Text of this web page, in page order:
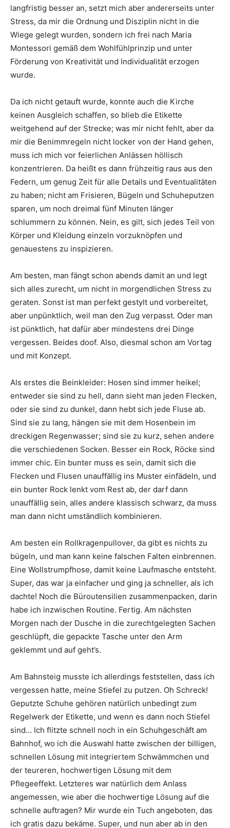
langfristig besser an, setzt mich aber andererseits unter
Stress, da mir die Ordnung und Disziplin nicht in die
Wiege gelegt wurden, sondern ich frei nach Maria
Montessori gemäß dem Wohlfühlprinzip und unter
Förderung von Kreativität und Individualität erzogen
wurde.
Da ich nicht getauft wurde, konnte auch die Kirche
keinen Ausgleich schaffen, so blieb die Etikette
weitgehend auf der Strecke; was mir nicht fehlt, aber da
mir die Benimmregeln nicht locker von der Hand gehen,
muss ich mich vor feierlichen Anlässen höllisch
konzentrieren. Da heißt es dann frühzeitig raus aus den
Federn, um genug Zeit für alle Details und Eventualitäten
zu haben; nicht am Frisieren, Bügeln und Schuheputzen
sparen, um noch dreimal fünf Minuten länger
schlummern zu können. Nein, es gilt, sich jedes Teil von
Körper und Kleidung einzeln vorzuknöpfen und
genauestens zu inspizieren.
Am besten, man fängt schon abends damit an und legt
sich alles zurecht, um nicht in morgendlichen Stress zu
geraten. Sonst ist man perfekt gestylt und vorbereitet,
aber unpünktlich, weil man den Zug verpasst. Oder man
ist pünktlich, hat dafür aber mindestens drei Dinge
vergessen. Beides doof. Also, diesmal schon am Vortag
und mit Konzept.
Als erstes die Beinkleider: Hosen sind immer heikel;
entweder sie sind zu hell, dann sieht man jeden Flecken,
oder sie sind zu dunkel, dann hebt sich jede Fluse ab.
Sind sie zu lang, hängen sie mit dem Hosenbein im
dreckigen Regenwasser; sind sie zu kurz, sehen andere
die verschiedenen Socken. Besser ein Rock, Röcke sind
immer chic. Ein bunter muss es sein, damit sich die
Flecken und Flusen unauffällig ins Muster einfädeln, und
ein bunter Rock lenkt vom Rest ab, der darf dann
unauffällig sein, alles andere klassisch schwarz, da muss
man dann nicht umständlich kombinieren.
Am besten ein Rollkragenpullover, da gibt es nichts zu
bügeln, und man kann keine falschen Falten einbrennen.
Eine Wollstrumpfhose, damit keine Laufmasche entsteht.
Super, das war ja einfacher und ging ja schneller, als ich
dachte! Noch die Büroutensilien zusammenpacken, darin
habe ich inzwischen Routine. Fertig. Am nächsten
Morgen nach der Dusche in die zurechtgelegten Sachen
geschlüpft, die gepackte Tasche unter den Arm
geklemmt und auf geht’s.
Am Bahnsteig musste ich allerdings feststellen, dass ich
vergessen hatte, meine Stiefel zu putzen. Oh Schreck!
Geputzte Schuhe gehören natürlich unbedingt zum
Regelwerk der Etikette, und wenn es dann noch Stiefel
sind… Ich flitzte schnell noch in ein Schuhgeschäft am
Bahnhof, wo ich die Auswahl hatte zwischen der billigen,
schnellen Lösung mit integriertem Schwämmchen und
der teureren, hochwertigen Lösung mit dem
Pflegeeffekt. Letzteres war natürlich dem Anlass
angemessen, wie aber die hochwertige Lösung auf die
schnelle auftragen? Mir wurde ein Tuch angeboten, das
ich gratis dazu bekäme. Super, und nun aber ab in den